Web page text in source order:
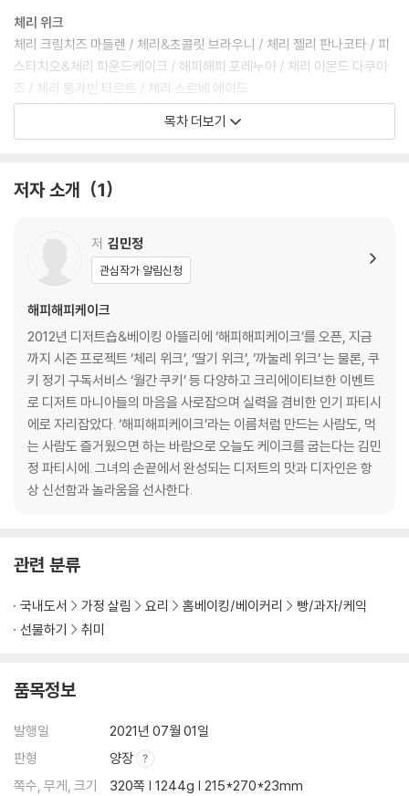
체리 위크
체리 크림치즈 마들렌 / 체리&초콜릿 브라우니 / 체리 젤리 판나코타 / 피
스타치오&체리 파운드케이크 / 해피해피 포레누아 / 체리 아몬드 다쿠아
즈 / 체리 통카빈 타르트 / 체리 소르베 에이드
코타 / 라임&바질 소르베 에이드
복숭아 요거트 구름케이크 / 복숭아 샌드 / 복숭아 레어 치즈케이크 / 시나
몬&복숭아 / 천도복숭아 크렘 당주 / 구운 복숭아&크럼블 타르트 / 복숭
아&오렌지 / 복숭아 라떼
망고 위크
망고&코코넛 마카롱 / 망고 다쿠아즈 타르트 / 망고 파인&카망베르 아이
스크림 / 망고 패션 타르트 / 망고 쿠키슈 / 망고 코코넛 비스킷&망고 패션
잼 / 망고 진저 티케이크 / 망고&바질 베린
샤인머스캣 위크
머스캣 쿠키슈 / 머스캣&로즈마리 / 머스캣 롤케이크 / 머스캣 프로마주
목차 더보기
저자 소개 1
저 김민정
관심작가 알림신청
해피해피케이크
2012년 디저트숍&베이킹 아뜰리에 ‘해피해피케이크’를 오픈, 지금
까지 시즌 프로젝트 ‘체리 위크’, ‘딸기 위크’, ‘까눌레 위크’ 는 물론, 쿠
키 정기 구독서비스 ‘월간 쿠키’ 등 다양하고 크리에이티브한 이벤트
로 디저트 마니아들의 마음을 사로잡으며 실력을 겸비한 인기 파티시
에로 자리잡았다. ‘해피해피케이크’라는 이름처럼 만드는 사람도, 먹
는 사람도 즐거웠으면 하는 바람으로 오늘도 케이크를 굽는다는 김민
정 파티시에. 그녀의 손끝에서 완성되는 디저트의 맛과 디자인은 항
상 신선함과 놀라움을 선사한다.
관련 분류
국내도서 가정 살림 요리 홈베이킹/베이커리
빵/과자/케익
선물하기
취미
품목정보
발행일
2021년 07월 01일
판형
양장
쪽수, 무게, 크기
320쪽 | 1244g | 215*270*23mm